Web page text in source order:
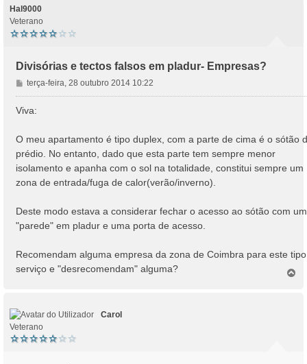
Hal9000
Veterano
Divisórias e tectos falsos em pladur- Empresas?
M
e
n
g
e
m
terça-feira, 28 outubro 2014 10:22
Viva:
O meu apartamento é tipo duplex, com a parte de cima é o sótão
prédio. No entanto, dado que esta parte tem sempre menor
isolamento e apanha com o sol na totalidade, constitui sempre um
zona de entrada/fuga de calor(verão/inverno).
Deste modo estava a considerar fechar o acesso ao sótão com
"parede" em pladur e uma porta de acesso.
Recomendam alguma empresa da zona de Coimbra para este tipo
serviço e "desrecomendam" alguma?
Carol
Veterano